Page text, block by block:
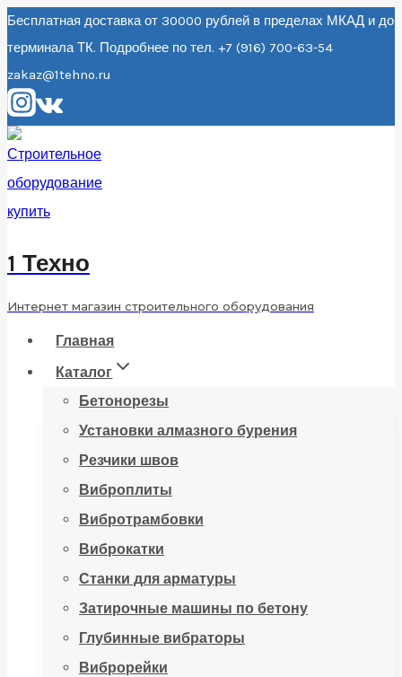
Перейти
к
содержанию
Бесплатная доставка от 30000 рублей в пределах МКАД и до
терминала ТК. Подробнее по тел. +7 (916) 700-63-54
zakaz@1tehno.ru
1 Техно
Интернет магазин строительного оборудования
Главная
Каталог
Бетонорезы
Установки алмазного бурения
Резчики швов
Виброплиты
Вибротрамбовки
Виброкатки
Станки для арматуры
Затирочные машины по бетону
Глубинные вибраторы
Виброрейки